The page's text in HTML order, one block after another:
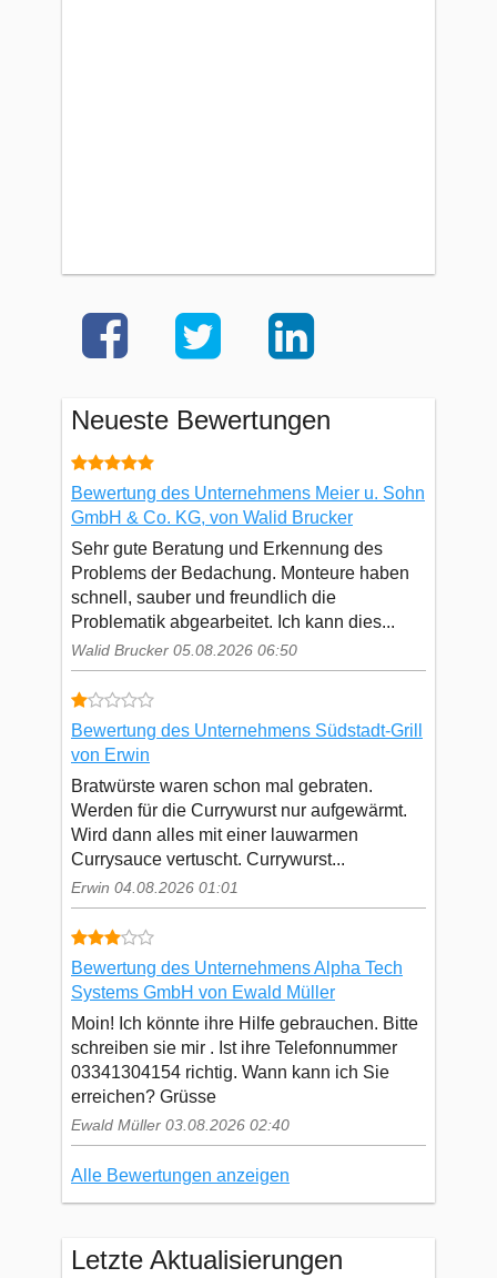
Neueste Bewertungen
Bewertung des Unternehmens Meier u. Sohn
GmbH & Co. KG, von Walid Brucker
Sehr gute Beratung und Erkennung des
Problems der Bedachung. Monteure haben
schnell, sauber und freundlich die
Problematik abgearbeitet. Ich kann dies...
Walid Brucker 05.08.2026 06:50
Bewertung des Unternehmens Südstadt-Grill
von Erwin
Bratwürste waren schon mal gebraten.
Werden für die Currywurst nur aufgewärmt.
Wird dann alles mit einer lauwarmen
Currysauce vertuscht. Currywurst...
Erwin 04.08.2026 01:01
Bewertung des Unternehmens Alpha Tech
Systems GmbH von Ewald Müller
Moin! Ich könnte ihre Hilfe gebrauchen. Bitte
schreiben sie mir . Ist ihre Telefonnummer
03341304154 richtig. Wann kann ich Sie
erreichen? Grüsse
Ewald Müller 03.08.2026 02:40
Alle Bewertungen anzeigen
Letzte Aktualisierungen